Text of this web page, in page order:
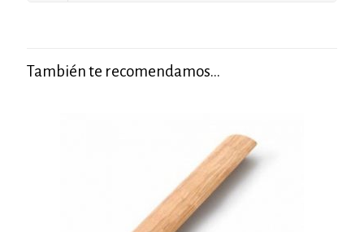
También te recomendamos…